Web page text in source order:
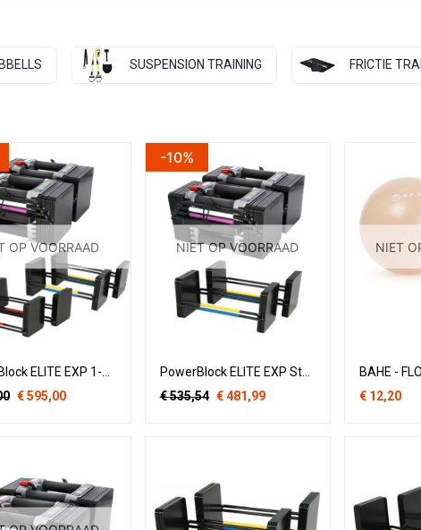
SUSPENSION TRAINING FRICTIE
OP VOORRAAD
PowerBlock ELITE EXP 1-41 kg stage 1 & 2 & 3
€595,00
-10%
NIET OP VOORRAAD
PowerBlock ELITE EXP Stage 1 & 2 - 1-32 kg
€535,54 €481,99
NIET
BAHE -
€ 12,20